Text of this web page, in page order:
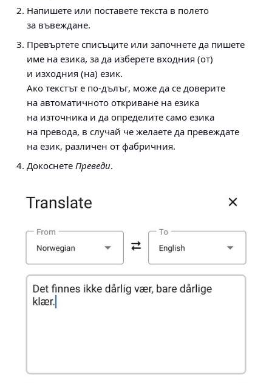
Напишете или поставете текста в полето
за въвеждане.
Превъртете списъците или започнете да пишете
име на езика, за да изберете входния (от)
и изходния (на) език.
Ако текстът е по-дълъг, може да се доверите
на автоматичното откриване на езика
на източника и да определите само езика
на превода, в случай че желаете да превеждате
на език, различен от фабричния.
Докоснете Преведи.